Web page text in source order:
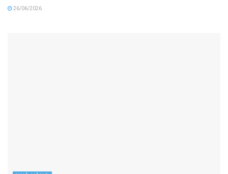
26/06/2026